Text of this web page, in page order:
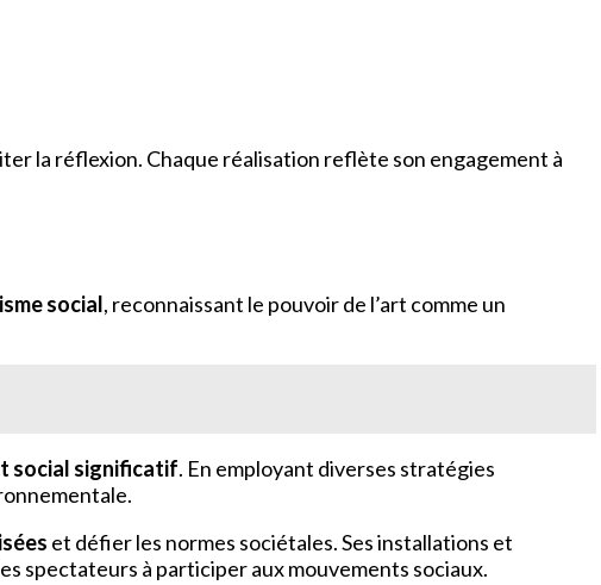
la réflexion. Chaque réalisation reflète son engagement à
social, reconnaissant le pouvoir de l’art comme un
social significatif. En employant diverses stratégies
et défier les normes sociétales. Ses installations et
spectateurs à participer aux mouvements sociaux.